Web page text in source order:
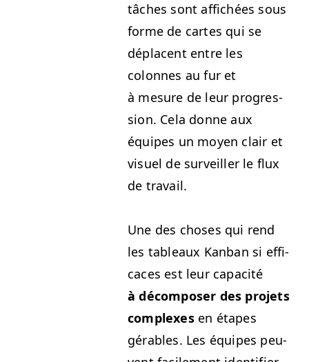
tâch­es sont affichées sous
forme de cartes qui se
dépla­cent entre les
colonnes au fur et
à mesure de leur pro­gres­
sion. Cela donne aux
équipes un moyen clair et
visuel de sur­veiller le flux
de travail.
Une des choses qui rend
les tableaux Kan­ban si effi­
caces est leur capac­ité
à décom­pos­er des pro­jets
com­plex­esen étapes
gérables. Les équipes peu­